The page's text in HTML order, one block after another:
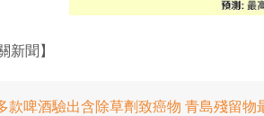
新聞】
款啤酒驗出含除草劑致癌物 青島殘留物